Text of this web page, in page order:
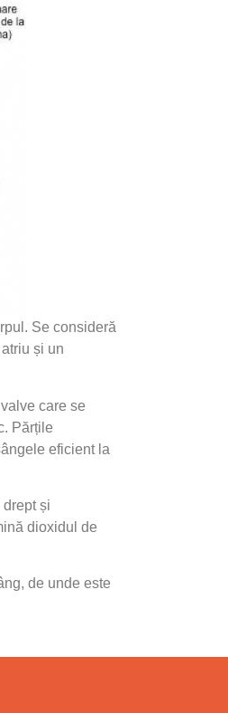
Se consideră
și un
care se
Părțile
eficient la
și
dioxidul de
de unde este